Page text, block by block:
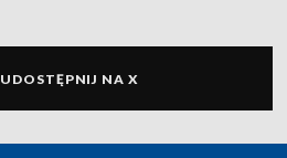
UDOSTĘPNIJ NA X